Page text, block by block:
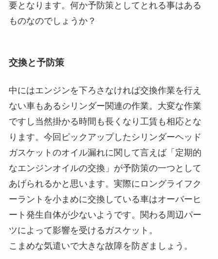
要となります。何か予防策としてとれる事はある
ものなのでしょうか？
交換と予防策
中にはエンジンを下ろさなければ交換作業を行え
ない車もあるシリンダー関連の作業。大変な作業
ですし当然掛かる時間も長くなり工賃も相応とな
ります。今回ピックアップしたシリンダーヘッド
ガスケットのオイル漏れに関して言えば「定期的
なエンジンオイルの交換」が予防策の一つとして
あげられるかと思います。実際にロングライフク
ーラントを小まめに交換している車はオーバーヒ
ート発生自体が少ないようです。関わる周辺パー
ツによって影響を受けるガスケット。
こまめな気遣いで大きな故障を防ぎましょう。